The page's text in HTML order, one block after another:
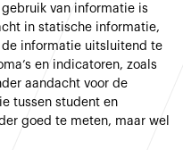
van informatie is
in statische informatie,
informatie uitsluitend te
en indicatoren, zoals
aandacht voor de
tussen student en
goed te meten, maar wel